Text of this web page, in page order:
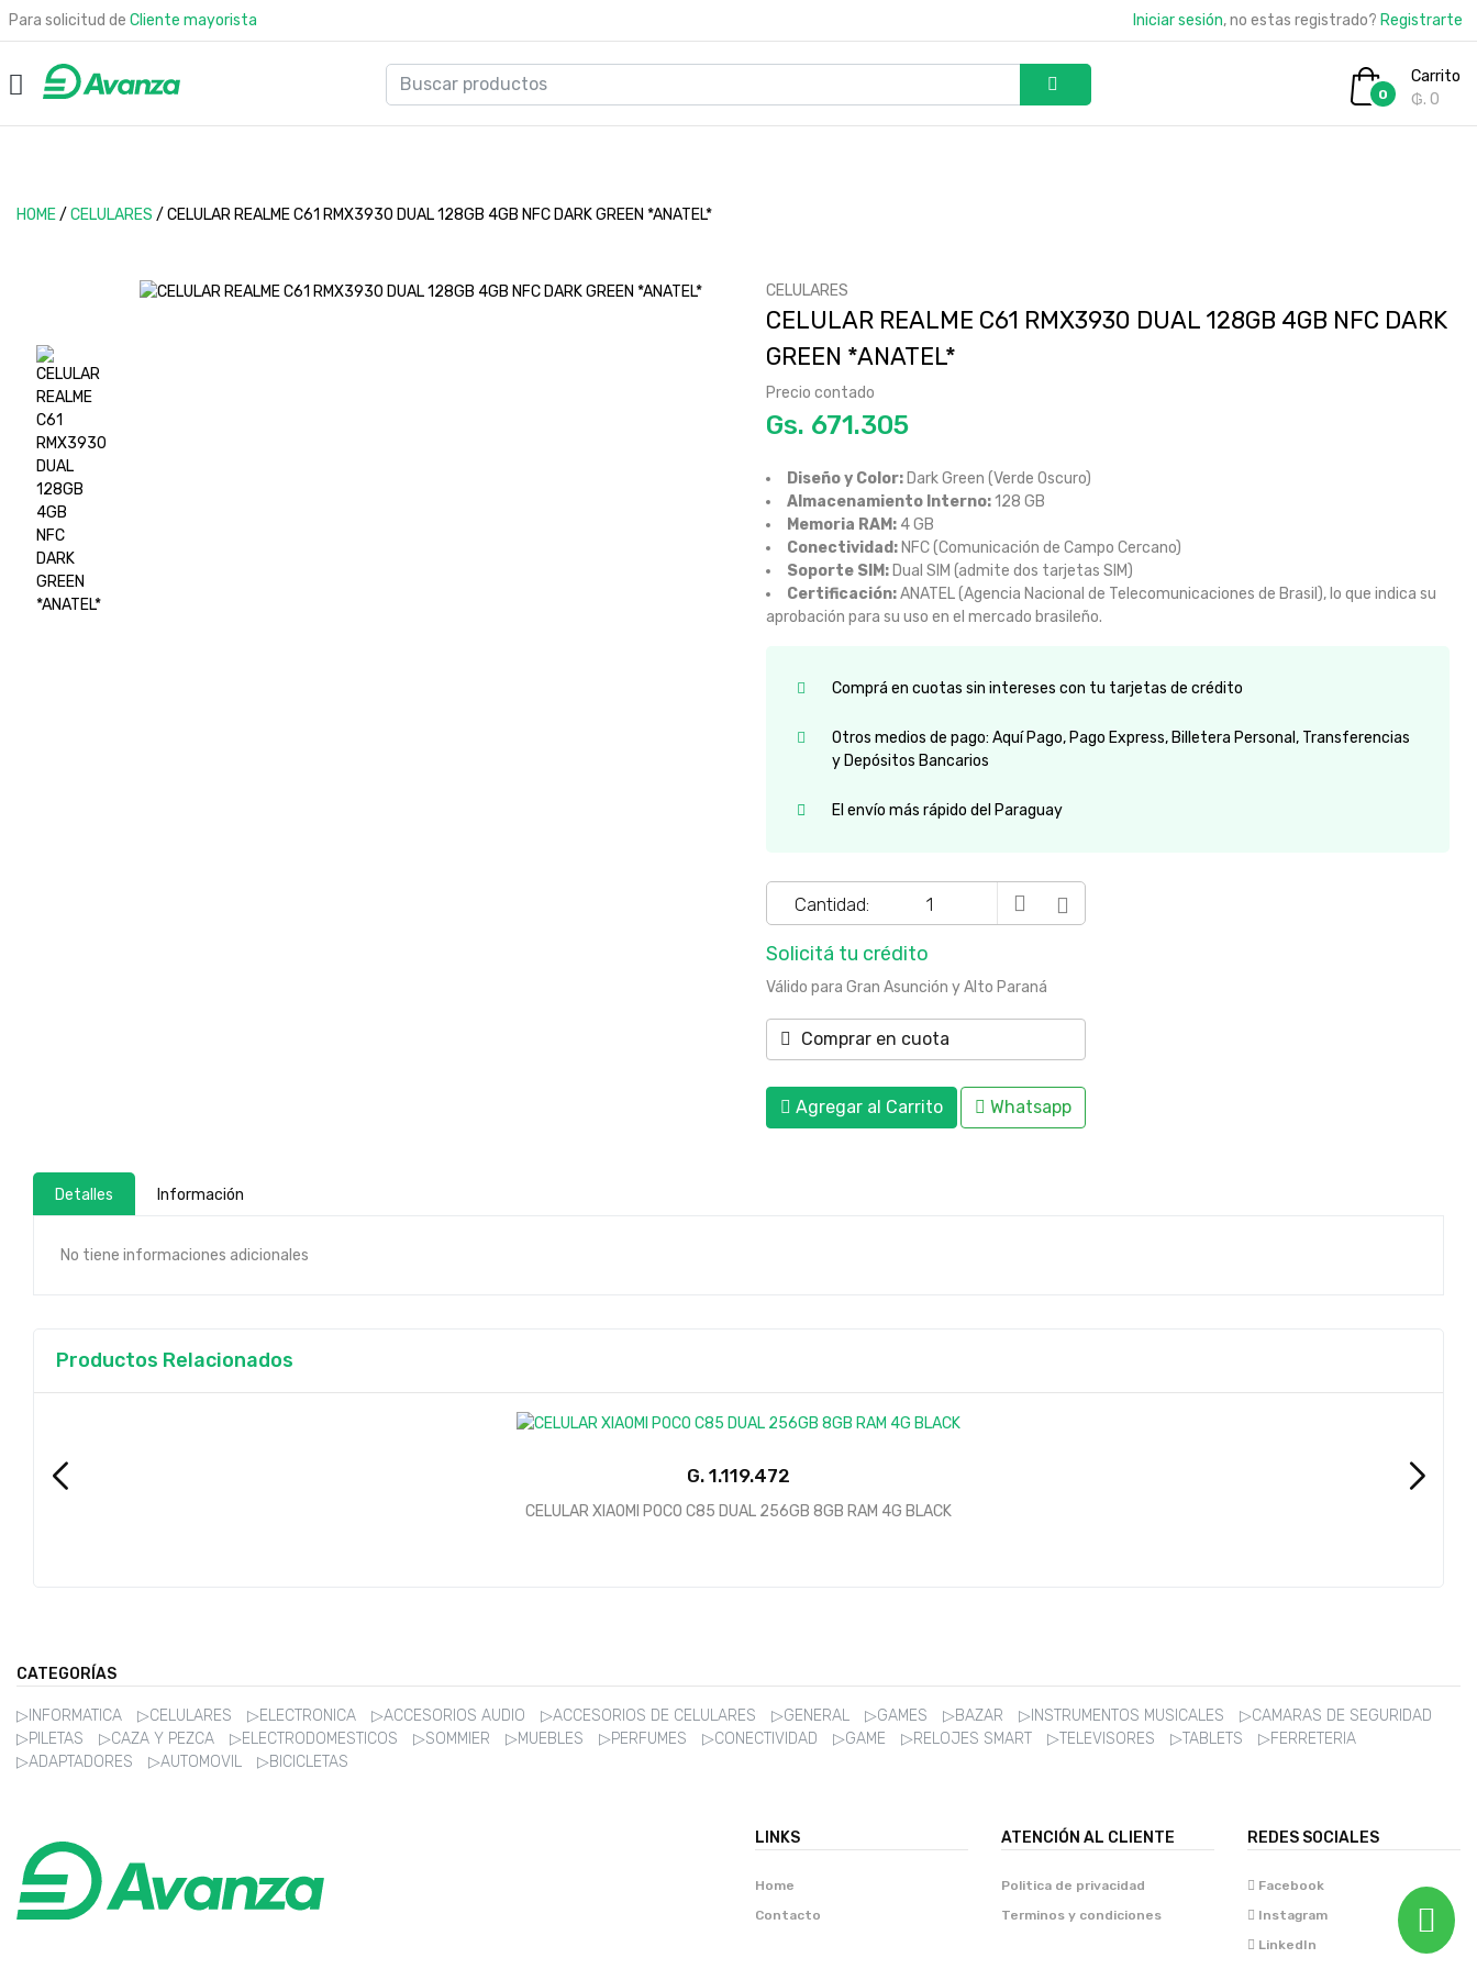
Para solicitud de Cliente mayorista Iniciar sesión, no estas registrado? Registrarte
0
Carrito
₲. 0
HOME/ CELULARES / CELULAR REALME C61 RMX3930 DUAL 128GB 4GB NFC DARK GREEN *ANATEL*
CELULARES
CELULAR REALME C61 RMX3930 DUAL 128GB 4GB NFC DARK
GREEN *ANATEL*
Precio contado
Gs.
Diseño y Color: Dark Green (Verde Oscuro)
Almacenamiento Interno:128 GB
Memoria RAM: 4 GB
Conectividad: NFC (Comunicación de Campo Cercano)
Soporte SIM: Dual SIM (admite dos tarjetas SIM)
Certificación:ANATEL (Agencia Nacional de Telecomunicaciones de Brasil), lo que indica su
aprobación para su uso en el mercado brasileño.
Comprá en cuotas sin intereses con tu tarjetas de crédito
Otros medios de pago: Aquí Pago, Pago Express, Billetera Personal, Transferencias
y Depósitos Bancarios
El envío más rápido del Paraguay
Cantidad:
Solicitá tu crédito
Válido para Gran Asunción y Alto Paraná
Comprar en cuota
Agregar al Carrito Whatsapp
Detalles Información
No tiene informaciones adicionales
Productos Relacionados
G.
CELULAR XIAOMI POCO C85 DUAL 256GB 8GB RAM 4G BLACK
CATEGORÍAS
▷INFORMATICA ▷CELULARES ▷ELECTRONICA ▷ACCESORIOS AUDIO ▷ACCESORIOS DE CELULARES ▷GENERAL ▷GAMES ▷BAZAR ▷INSTRUMENTOS MUSICALES
▷CAMARAS DE SEGURIDAD
▷PILETAS
▷CAZA Y PEZCA ▷ELECTRODOMESTICOS ▷SOMMIER ▷MUEBLES ▷PERFUMES ▷CONECTIVIDAD ▷GAME ▷RELOJES SMART ▷TELEVISORES ▷TABLETS
▷FERRETERIA
▷ADAPTADORES
▷AUTOMOVIL ▷BICICLETAS
LINKS
Home
Contacto
ATENCIÓN AL CLIENTE
Politica de privacidad
Terminos y condiciones
REDES SOCIALES
Facebook
Instagram
LinkedIn